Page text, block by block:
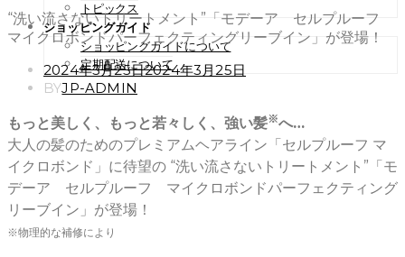
トピックス
ショッピングガイド
ショッピングガイドについて
定期配送について
“洗い流さないトリートメント”「モデーア セルプルーフ
マイクロボンドパーフェクティングリーブイン」が登場！
POSTED
ON
2024年3月25日2024年3月25日
BYJP-ADMIN
もっと美しく、もっと若々しく、強い髪※へ…
大人の髪のためのプレミアムヘアライン「セルプルーフ マ
イクロボンド」に待望の “洗い流さないトリートメント”「モ
デーア セルプルーフ マイクロボンドパーフェクティング
リーブイン」が登場！
※物理的な補修により